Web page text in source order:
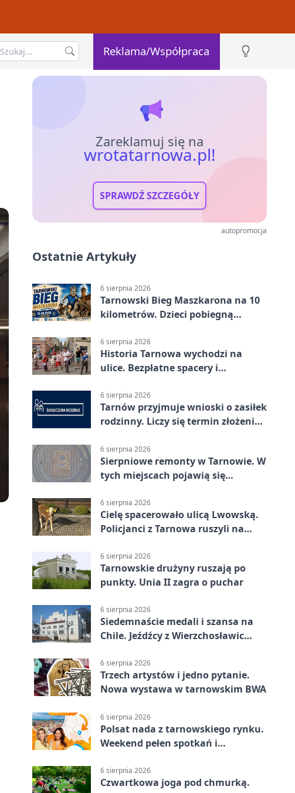
Reklama/Współpraca
Zareklamuj się na
wrotatarnowa.pl!
SPRAWDŹ SZCZEGÓŁY
autopromocja
Ostatnie Artykuły
6 sierpnia 2026
Tarnowski Bieg Maszkarona na 10
kilometrów. Dzieci pobiegną
6 sierpnia 2026
Historia Tarnowa wychodzi na
ulice. Bezpłatne spacery i
6 sierpnia 2026
Tarnów przyjmuje wnioski o zasiłek
rodzinny. Liczy się termin złożenia
6 sierpnia 2026
Sierpniowe remonty w Tarnowie. W
tych miejscach pojawią się
6 sierpnia 2026
Cielę spacerowało ulicą Lwowską.
Policjanci z Tarnowa ruszyli na
6 sierpnia 2026
Tarnowskie drużyny ruszają po
punkty. Unia II zagra o puchar
6 sierpnia 2026
Siedemnaście medali i szansa na
Chile. Jeźdźcy z Wierzchosławic
6 sierpnia 2026
Trzech artystów i jedno pytanie.
Nowa wystawa w tarnowskim BWA
6 sierpnia 2026
Polsat nada z tarnowskiego rynku.
Weekend pełen spotkań i
6 sierpnia 2026
Czwartkowa joga pod chmurką.